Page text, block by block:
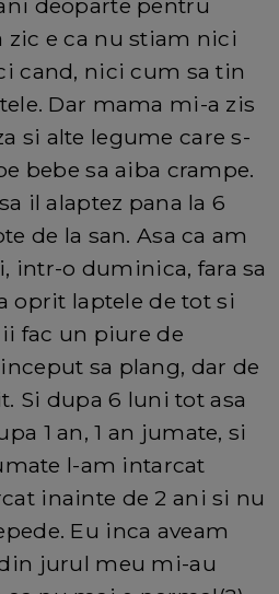
deoparte pentru
zic e ca nu stiam nici
cand, nici cum sa tin
Dar mama mi-a zis
si alte legume care s-
bebe sa aiba crampe.
il alaptez pana la 6
de la san. Asa ca am
intr-o duminica, fara sa
oprit laptele de tot si
fac un piure de
sa plang, dar de
Si dupa 6 luni tot asa
1 an, 1 an jumate, si
l-am intarcat
inainte de 2 ani si nu
Eu inca aveam
jurul meu mi-au